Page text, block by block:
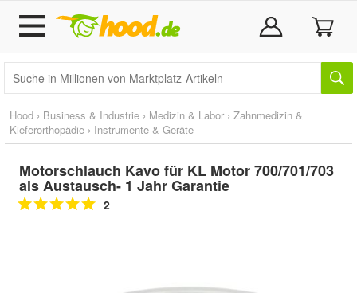
Hood › Business & Industrie › Medizin & Labor › Zahnmedizin &
Kieferorthopädie › Instrumente & Geräte
Motorschlauch Kavo für KL Motor 700/701/703
als Austausch- 1 Jahr Garantie
2